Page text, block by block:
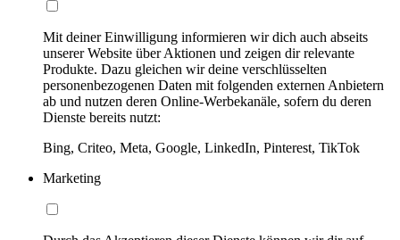
Mit deiner Einwilligung informieren wir dich auch abseits
unserer Website über Aktionen und zeigen dir relevante
Produkte. Dazu gleichen wir deine verschlüsselten
personenbezogenen Daten mit folgenden externen Anbietern
ab und nutzen deren Online-Werbekanäle, sofern du deren
Dienste bereits nutzt:
Bing, Criteo, Meta, Google, LinkedIn, Pinterest, TikTok
Marketing